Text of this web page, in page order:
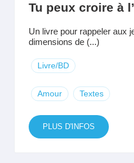
Tu peux croire à
Un livre pour rappeler aux
dimensions de (...)
Livre/BD
Amour Textes
PLUS D'INFOS